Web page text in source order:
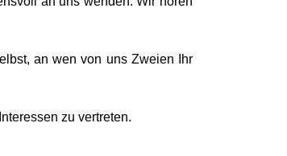
an wen von uns Zweien Ihr
zu vertreten.